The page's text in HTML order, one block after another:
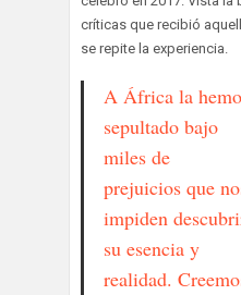
críticas que recibió
se repite la experiencia.
A África la
sepultado bajo
miles de
prejuicios que
impiden
su esencia y
realidad.